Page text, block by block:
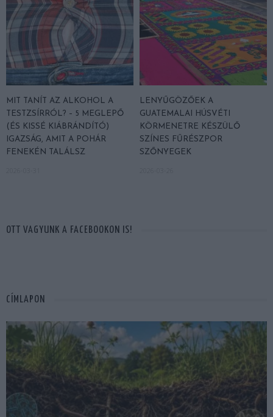
MIT TANÍT AZ ALKOHOL A
TESTZSÍRRÓL? – 5 MEGLEPŐ
(ÉS KISSÉ KIÁBRÁNDÍTÓ)
IGAZSÁG, AMIT A POHÁR
FENEKÉN TALÁLSZ
LENYŰGÖZŐEK A
GUATEMALAI HÚSVÉTI
KÖRMENETRE KÉSZÜLŐ
SZÍNES FŰRÉSZPOR
SZŐNYEGEK
OTT VAGYUNK A FACEBOOKON IS!
CÍMLAPON